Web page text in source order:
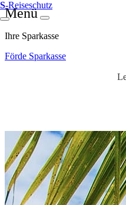
S-Reiseschutz
Menü
Ihre Sparkasse
Förde Sparkasse